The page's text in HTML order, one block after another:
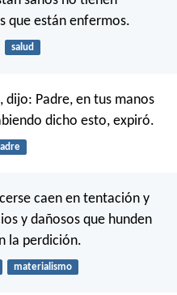
que están enfermos.
salud
dijo: Padre, en tus manos
dicho esto, expiró.
caen en tentación y
y dañosos que hunden
la perdición.
materialismo